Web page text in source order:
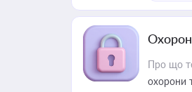
Про що
охорони